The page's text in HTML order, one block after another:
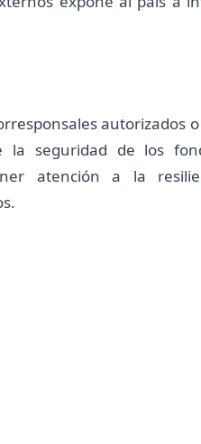
autorizados
la seguridad de los
atención a la